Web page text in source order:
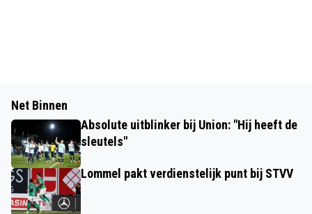
Net Binnen
Absolute uitblinker bij Union: "Hij heeft de
sleutels"
Lommel pakt verdienstelijk punt bij STVV